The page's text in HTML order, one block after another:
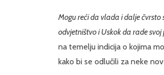
Mogu reći da vlada i dalje
odvjetništvo i Uskok da rade
na temelju indicija o kojima
kako bi se odlučili za neke